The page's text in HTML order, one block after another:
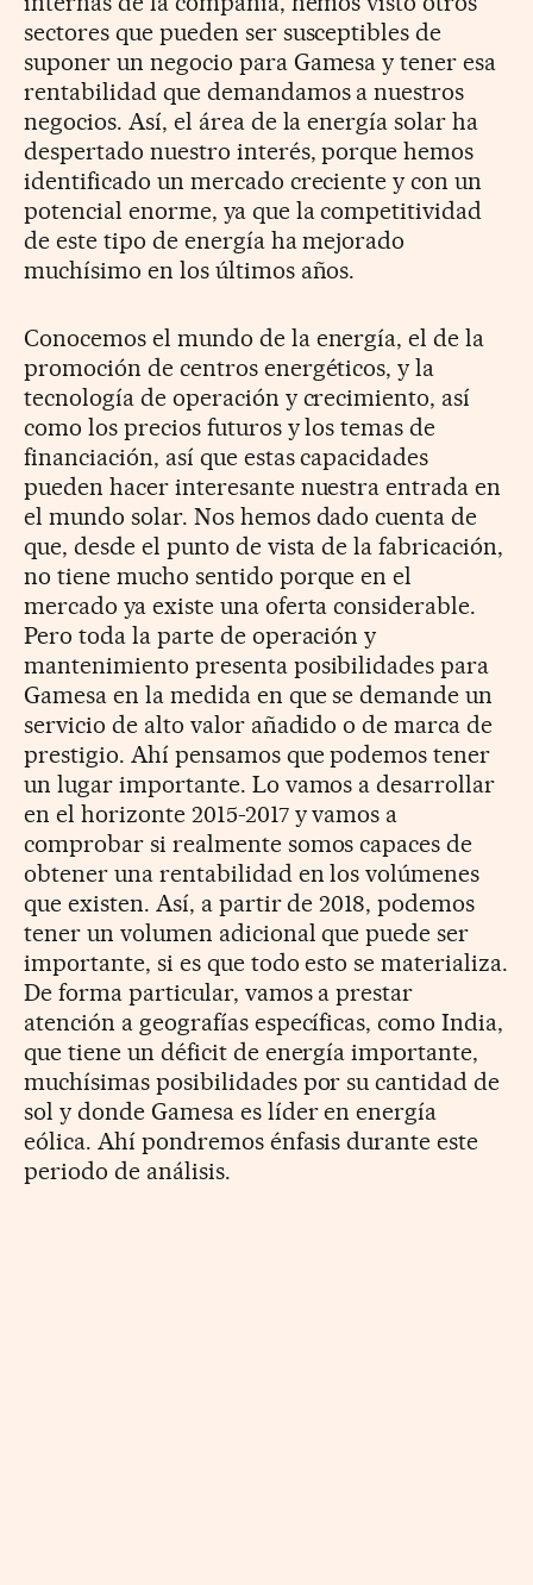
sectores que pueden ser susceptibles de
suponer un negocio para Gamesa y tener esa
rentabilidad que demandamos a nuestros
negocios. Así, el área de la energía solar ha
despertado nuestro interés, porque hemos
identificado un mercado creciente y con un
potencial enorme, ya que la competitividad
de este tipo de energía ha mejorado
muchísimo en los últimos años.
Conocemos el mundo de la energía, el de la
promoción de centros energéticos, y la
tecnología de operación y crecimiento, así
como los precios futuros y los temas de
financiación, así que estas capacidades
pueden hacer interesante nuestra entrada en
el mundo solar. Nos hemos dado cuenta de
que, desde el punto de vista de la fabricación,
no tiene mucho sentido porque en el
mercado ya existe una oferta considerable.
Pero toda la parte de operación y
mantenimiento presenta posibilidades para
Gamesa en la medida en que se demande un
servicio de alto valor añadido o de marca de
prestigio. Ahí pensamos que podemos tener
un lugar importante. Lo vamos a desarrollar
en el horizonte 2015-2017 y vamos a
comprobar si realmente somos capaces de
obtener una rentabilidad en los volúmenes
que existen. Así, a partir de 2018, podemos
tener un volumen adicional que puede ser
importante, si es que todo esto se materializa.
De forma particular, vamos a prestar
atención a geografías específicas, como India,
que tiene un déficit de energía importante,
muchísimas posibilidades por su cantidad de
sol y donde Gamesa es líder en energía
eólica. Ahí pondremos énfasis durante este
periodo de análisis.